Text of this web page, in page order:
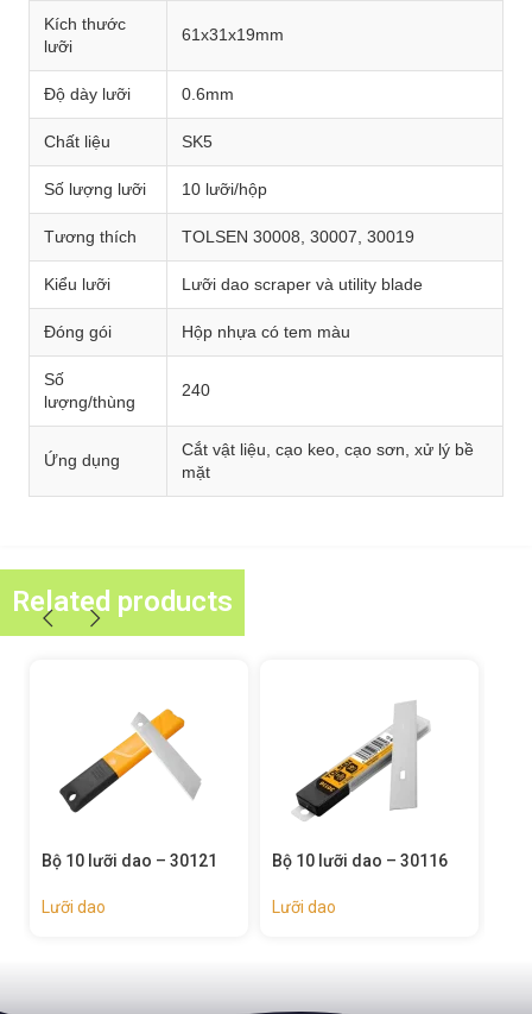
Kích thước
lưỡi
61x31x19mm
Độ dày lưỡi 0.6mm
Chất liệu SK5
Số lượng lưỡi 10 lưỡi/hộp
Tương thích TOLSEN 30008, 30007, 30019
Kiểu lưỡi Lưỡi dao scraper và utility blade
Đóng gói Hộp nhựa có tem màu
Số
lượng/thùng
240
Ứng dụng
Cắt vật liệu, cạo keo, cạo sơn, xử lý bề
mặt
Related products
Bộ 10 lưỡi dao – 30116
Lưỡi dao
Bộ 10 lưỡi dao – 30012
Lưỡi dao